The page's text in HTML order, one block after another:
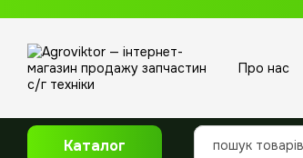
Про нас
Каталог